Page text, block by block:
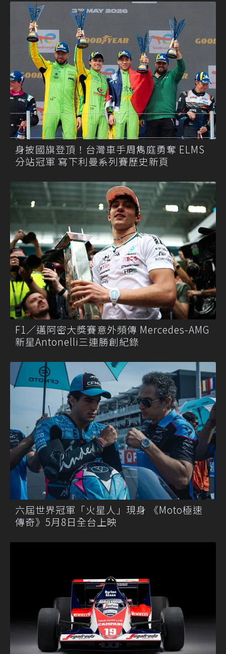
身披國旗登頂！台灣車手周雋庭勇奪 ELMS
分站冠軍 寫下利曼系列賽歷史新頁
F1／邁阿密大獎賽意外頻傳 Mercedes-AMG
新星Antonelli三連勝創紀錄
六屆世界冠軍「火星人」現身 《Moto極速
傳奇》5月8日全台上映